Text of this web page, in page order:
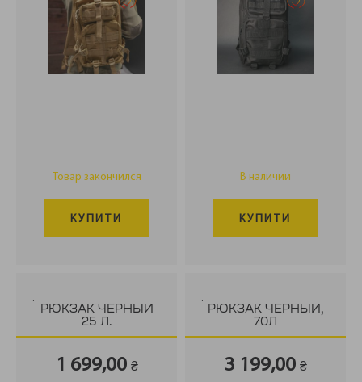
Товар закончился
КУПИТИ
В наличии
КУПИТИ
.
РЮКЗАК ЧЕРНЫЙ
25 Л.
1 699,00 ₴
.
РЮКЗАК ЧЕРНЫЙ,
70Л
3 199,00 ₴